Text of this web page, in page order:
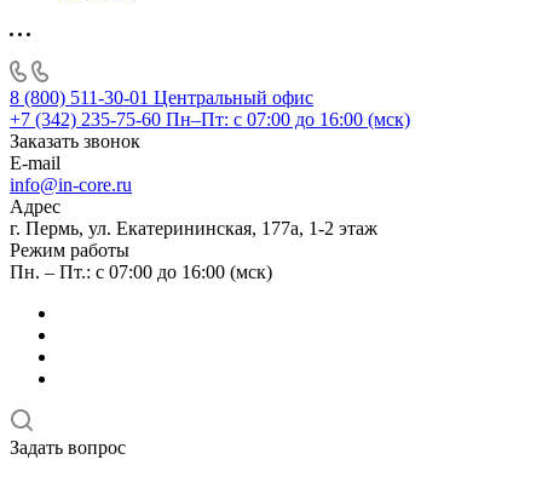
8 (800) 511-30-01 Центральный офис
+7 (342) 235-75-60 Пн–Пт: с 07:00 до 16:00 (мск)
Заказать звонок
E-mail
info@in-core.ru
Адрес
г. Пермь, ул. ​Екатерининская, 177а, ​1-2 этаж
Режим работы
Пн. – Пт.: с 07:00 до 16:00 (мск)
Задать вопрос